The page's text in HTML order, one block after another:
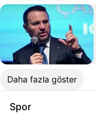
Daha fazla göster
Spor